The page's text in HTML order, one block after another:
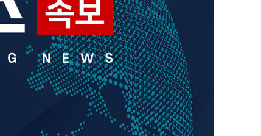
표창원, 남규리에 15년 만에